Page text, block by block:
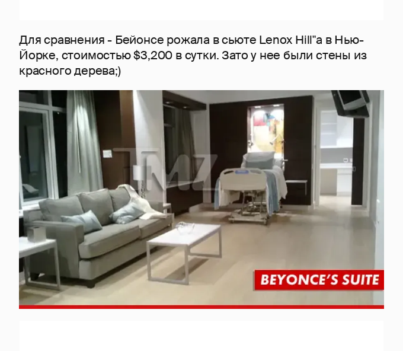
Для сравнения - Бейонсе рожала в сьюте Lenox Hill"a в Нью-
Йорке, стоимостью $3,200 в сутки. Зато у нее были стены из
красного дерева;)